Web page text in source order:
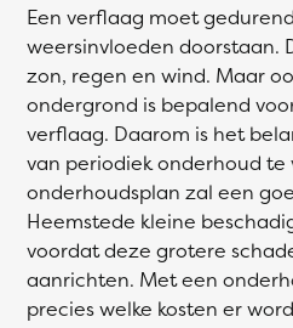
Een verflaag moet
weersinvloeden doorstaan.
zon, regen en wind. Maar
ondergrond is bepalend
verflaag. Daarom is het
van periodiek onderhoud te
onderhoudsplan zal een
Heemstede kleine
voordat deze grotere
aanrichten. Met een
precies welke kosten er